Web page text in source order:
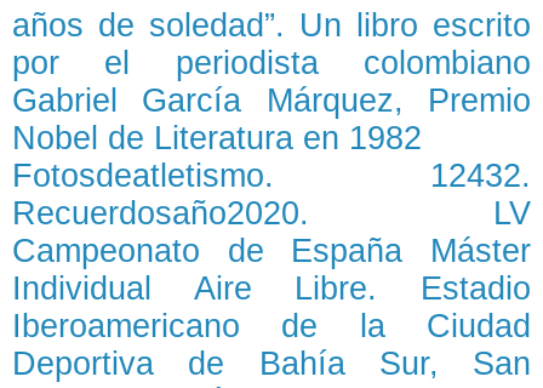
años de soledad”. Un libro escrito
por el periodista colombiano
Gabriel García Márquez, Premio
Nobel de Literatura en 1982
Fotosdeatletismo. 12432.
Recuerdosaño2020. LV
Campeonato de España Máster
Individual Aire Libre. Estadio
Iberoamericano de la Ciudad
Deportiva de Bahía Sur, San